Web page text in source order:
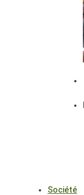
Société